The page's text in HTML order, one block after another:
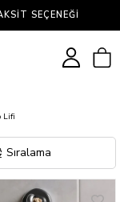
SEÇENEĞI
Lifi
Sıralama